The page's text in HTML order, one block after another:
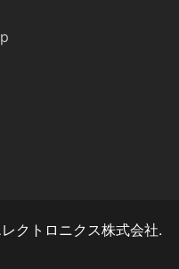
クトロニクス株式会社.